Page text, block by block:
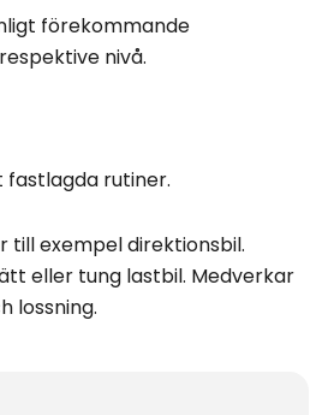
förekommande
nivå.
rutiner.
till exempel direktionsbil.
eller tung lastbil. Medverkar
lossning.